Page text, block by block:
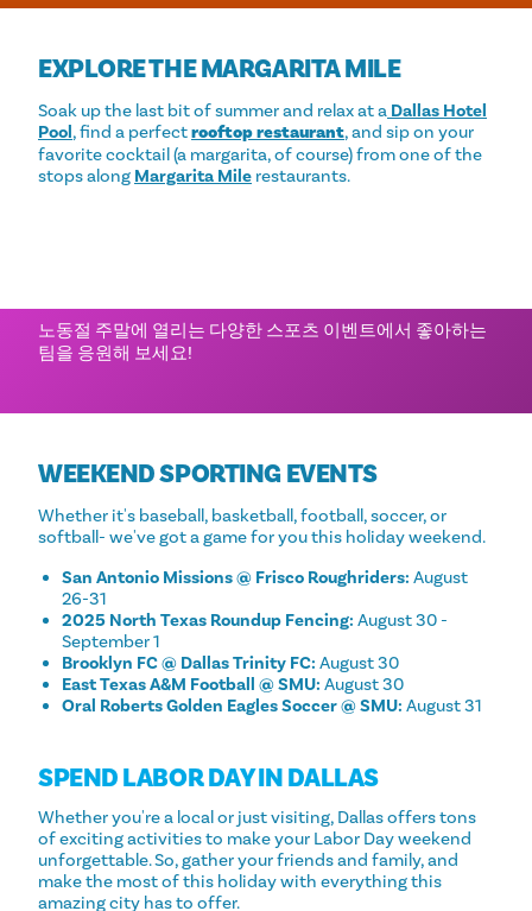
EXPLORE THE MARGARITA MILE
Soak up the last bit of summer and relax at a Dallas Hotel
Pool, find a perfectrooftop restaurant, and sip on your
favorite cocktail (a margarita, of course) from one of the
stops along Margarita Mile restaurants.
노동절 주말에 열리는 다양한 스포츠 이벤트에서 좋아하는
팀을 응원해 보세요!
WEEKEND SPORTING EVENTS
Whether it's baseball, basketball, football, soccer, or
softball- we've got a game for you this holiday weekend.
San Antonio Missions @ Frisco Roughriders: August
26-31
2025 North Texas Roundup Fencing: August 30 -
September 1
Brooklyn FC @ Dallas Trinity FC: August 30
East Texas A&M Football @ SMU: August 30
Oral Roberts Golden Eagles Soccer @ SMU: August 31
SPEND LABOR DAY IN DALLAS
Whether you're a local or just visiting, Dallas offers tons
of exciting activities to make your Labor Day weekend
unforgettable. So, gather your friends and family, and
make the most of this holiday with everything this
amazing city has to offer.